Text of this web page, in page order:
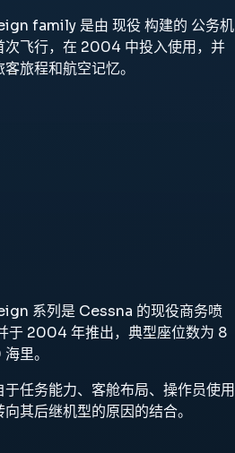
family 是由 现役 构建的 公务机
飞行，在 2004 中投入使用，并
旅程和航空记忆。
系列是 Cessna 的现役商务喷
于 2004 年推出，典型座位数为 8
里。
任务能力、客舱布局、操作员使用
其后继机型的原因的结合。